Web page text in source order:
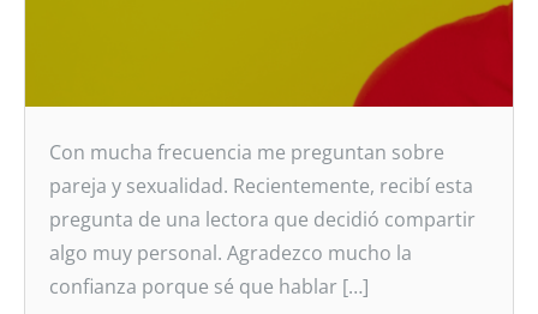
Con mucha frecuencia me preguntan sobre
pareja y sexualidad. Recientemente, recibí esta
pregunta de una lectora que decidió compartir
algo muy personal. Agradezco mucho la
confianza porque sé que hablar […]